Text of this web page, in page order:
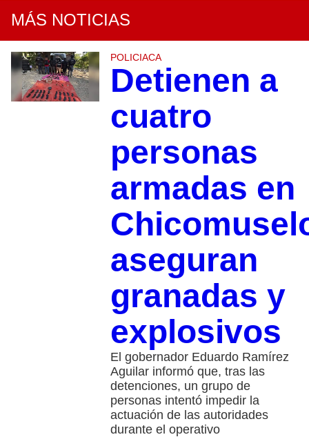
MÁS NOTICIAS
POLICIACA
Detienen a
cuatro
personas
armadas en
aseguran
granadas y
explosivos
El gobernador Eduardo Ramírez
Aguilar informó que, tras las
detenciones, un grupo de
personas intentó impedir la
actuación de las autoridades
durante el operativo